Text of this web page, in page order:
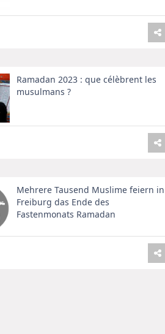
Ramadan 2023 : que célèbrent les
musulmans ?
Mehrere Tausend Muslime feiern in
Freiburg das Ende des
Fastenmonats Ramadan